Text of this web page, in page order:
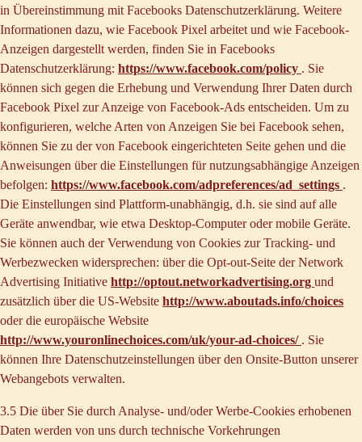
in Übereinstimmung mit Facebooks Datenschutzerklärung. Weitere
Informationen dazu, wie Facebook Pixel arbeitet und wie Facebook-
Anzeigen dargestellt werden, finden Sie in Facebooks
Datenschutzerklärung: https://www.facebook.com/policy . Sie
können sich gegen die Erhebung und Verwendung Ihrer Daten durch
Facebook Pixel zur Anzeige von Facebook-Ads entscheiden. Um zu
konfigurieren, welche Arten von Anzeigen Sie bei Facebook sehen,
können Sie zu der von Facebook eingerichteten Seite gehen und die
Anweisungen über die Einstellungen für nutzungsabhängige Anzeigen
befolgen: https://www.facebook.com/adpreferences/ad_settings .
Die Einstellungen sind Plattform-unabhängig, d.h. sie sind auf alle
Geräte anwendbar, wie etwa Desktop-Computer oder mobile Geräte.
Sie können auch der Verwendung von Cookies zur Tracking- und
Werbezwecken widersprechen: über die Opt-out-Seite der Network
Advertising Initiative http://optout.networkadvertising.org und
zusätzlich über die US-Website http://www.aboutads.info/choices
oder die europäische Website
http://www.youronlinechoices.com/uk/your-ad-choices/ . Sie
können Ihre Datenschutzeinstellungen über den Onsite-Button unserer
Webangebots verwalten.
3.5 Die über Sie durch Analyse- und/oder Werbe-Cookies erhobenen
Daten werden von uns durch technische Vorkehrungen